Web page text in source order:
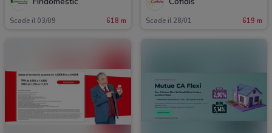
Scade il 03/09 618 m Scade il 28/01 619 m